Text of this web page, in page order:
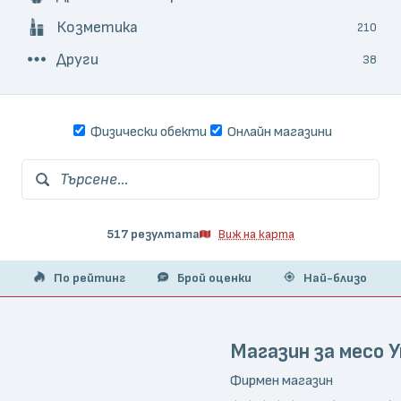
Козметика 210
Други 38
Физически обекти Онлайн магазини
Търсене...
517 резултата Виж на карта
По рейтинг Брой оценки Най-близо
Магазин за месо
Фирмен магазин